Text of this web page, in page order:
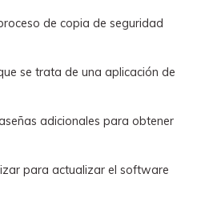
de copia de seguridad
se trata de una aplicación de
adicionales para obtener
para actualizar el software